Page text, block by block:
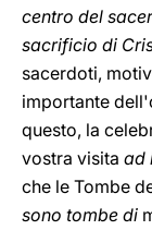
centro del
sacrificio di
sacerdoti,
importante
questo, la
vostra visita ad
che le Tombe
sono tombe di